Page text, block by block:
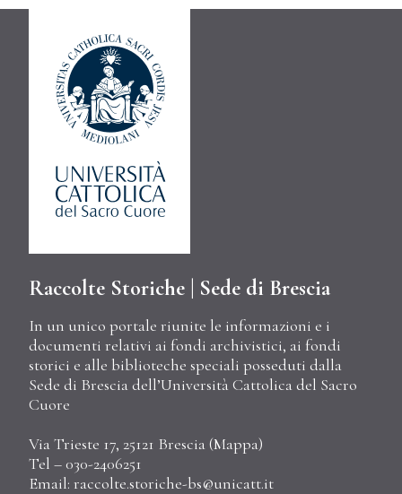
Raccolte Storiche | Sede di Brescia
In un unico portale riunite le informazioni e i
documenti relativi ai fondi archivistici, ai fondi
storici e alle biblioteche speciali posseduti dalla
Sede di Brescia dell’Università Cattolica del Sacro
Cuore
Via Trieste 17, 25121 Brescia (Mappa)
Tel – 030-2406251
Email: raccolte.storiche-bs@unicatt.it